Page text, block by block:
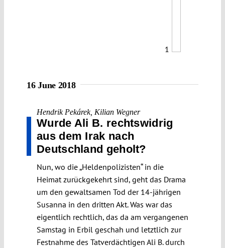
1
16 June 2018
Hendrik Pekárek, Kilian Wegner
Wurde Ali B. rechtswidrig
aus dem Irak nach
Deutschland geholt?
Nun, wo die „Heldenpolizisten“ in die
Heimat zurückgekehrt sind, geht das Drama
um den gewaltsamen Tod der 14-jährigen
Susanna in den dritten Akt. Was war das
eigentlich rechtlich, das da am vergangenen
Samstag in Erbil geschah und letztlich zur
Festnahme des Tatverdächtigen Ali B. durch